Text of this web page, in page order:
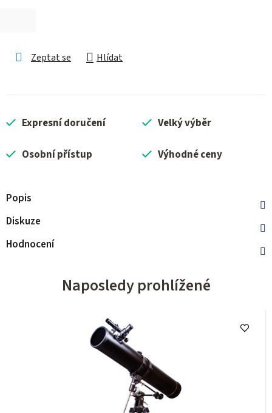
Zeptat se Hlídat
Expresní doručení Velký výběr
Osobní přístup Výhodné ceny
Popis
Diskuze
Hodnocení
Naposledy prohlížené